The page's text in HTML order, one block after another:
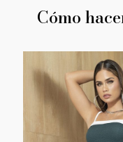
Cómo